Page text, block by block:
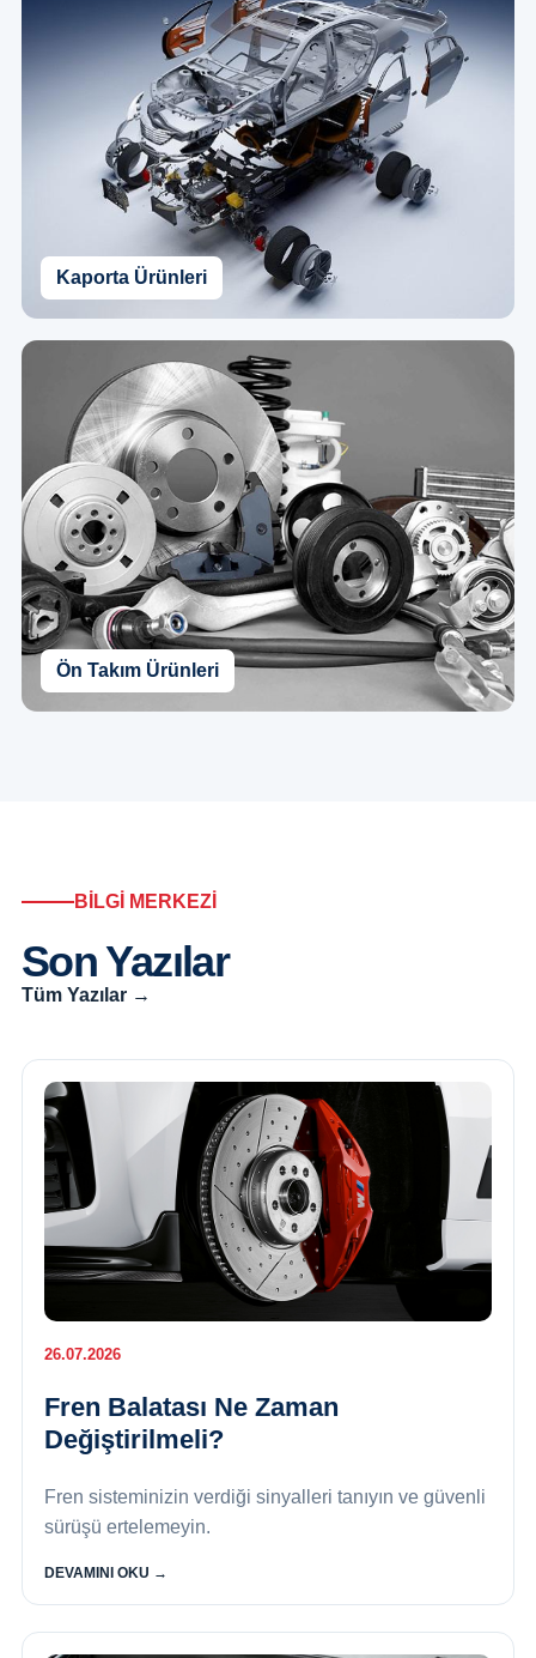
Kaporta Ürünleri
Ön Takım Ürünleri
BİLGİ MERKEZİ
Son Yazılar
Tüm Yazılar →
26.07.2026
Fren Balatası Ne Zaman
Değiştirilmeli?
Fren sisteminizin verdiği sinyalleri tanıyın ve güvenli
sürüşü ertelemeyin.
DEVAMINI OKU →